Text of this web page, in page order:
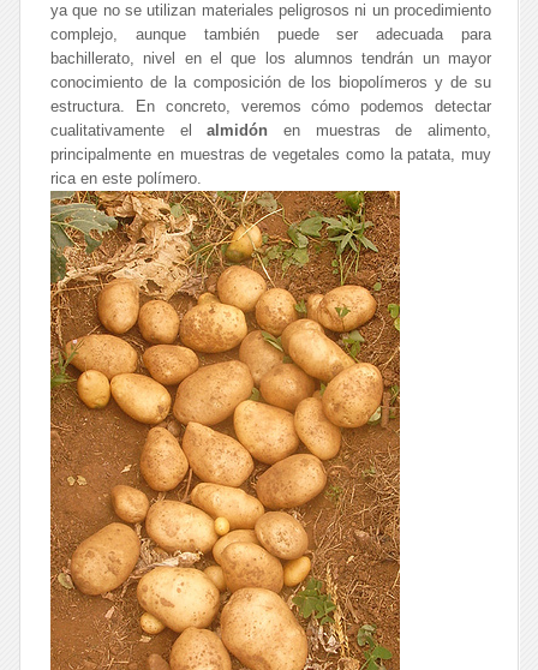
ya que no se utilizan materiales peligrosos ni un procedimiento
complejo, aunque también puede ser adecuada para
bachillerato, nivel en el que los alumnos tendrán un mayor
conocimiento de la composición de los biopolímeros y de su
estructura. En concreto, veremos cómo podemos detectar
cualitativamente elalmidón en muestras de alimento,
principalmente en muestras de vegetales como la patata, muy
rica en este polímero.